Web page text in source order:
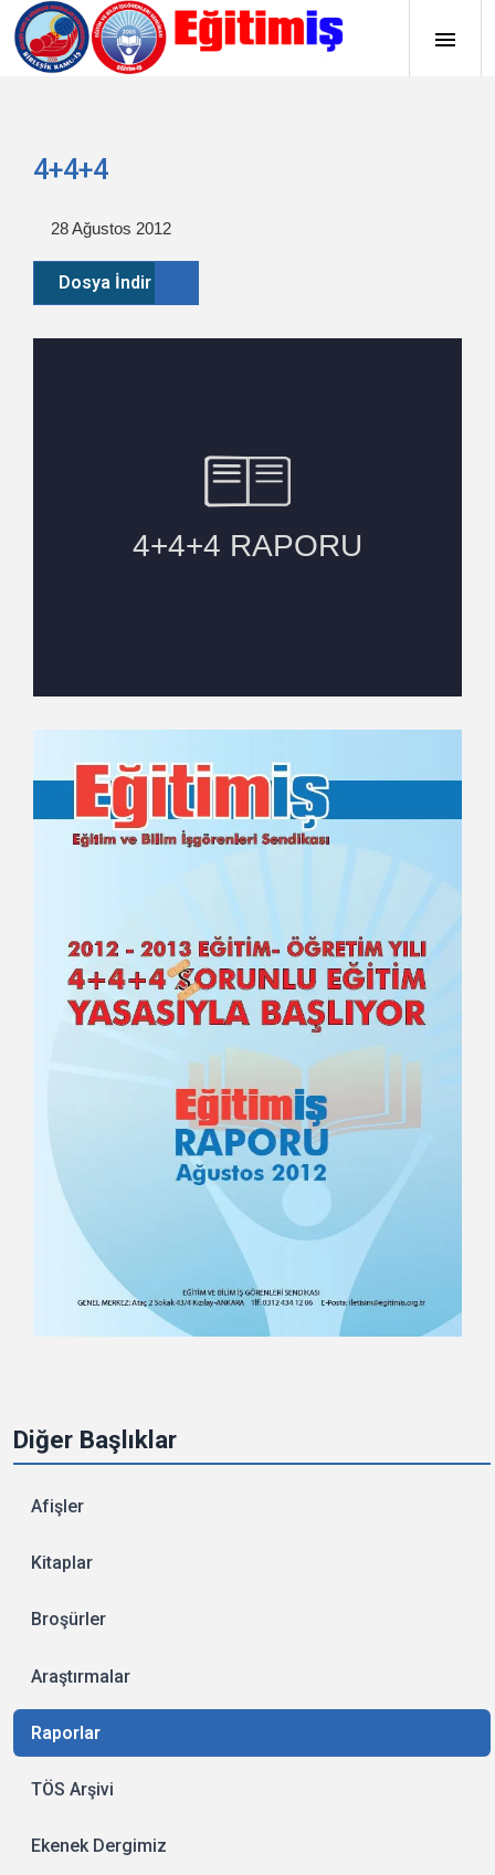
Diğer Başlıklar
Afişler
Kitaplar
Broşürler
Araştırmalar
Raporlar
TÖS Arşivi
Ekenek Dergimiz
4+4+4
28 Ağustos 2012
Dosya İndir